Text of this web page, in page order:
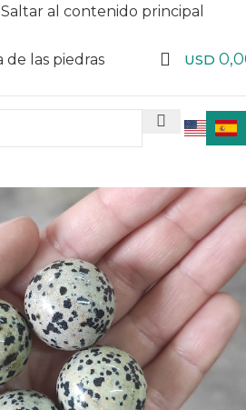
Saltar al contenido principal
USD